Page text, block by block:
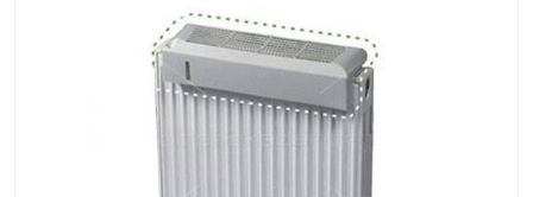
Hastane Mobilyaları
Kişisel Bakım ve Sağlık